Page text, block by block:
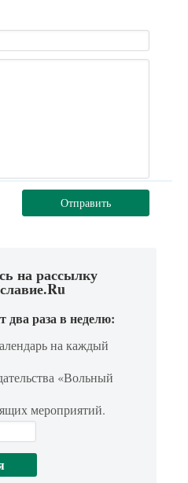
Отправить
на рассылку
два раза в неделю:
на каждый
«Вольный
мероприятий.